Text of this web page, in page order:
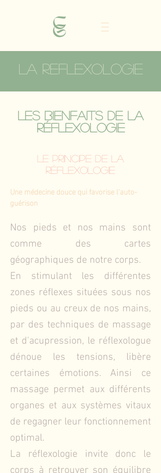
la reflexologie
Les bienfaits de la
réflexologie
Le Principe de la
réflexologie
Une médecine douce qui favorise l'auto-
guérison
Nos pieds et nos mains sont
comme des cartes
géographiques de notre corps.
En stimulant les différentes
zones réflexes situées sous nos
pieds ou au creux de nos mains,
par des techniques de massage
et d'acupression, le réflexologue
dénoue les tensions, libère
certaines émotions. Ainsi ce
massage permet aux différents
organes et aux systèmes vitaux
de regagner leur fonctionnement
optimal.
La réflexologie invite donc le
corps à retrouver son équilibre